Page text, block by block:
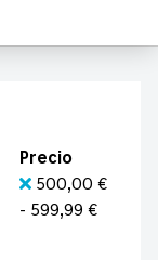
Precio
500,00 €
- 599,99 €